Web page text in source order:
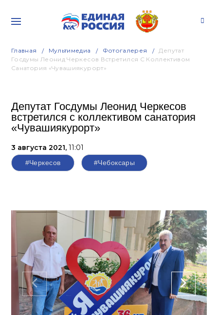
Главная Мультимедиа Фотогалерея
Депутат
Госдумы Леонид Черкесов Встретился С Коллективом
Санатория «Чувашиякурорт»
Депутат Госдумы Леонид Черкесов
встретился с коллективом санатория
«Чувашиякурорт»
3 августа 2021, 11:01
#Черкесов #Чебоксары